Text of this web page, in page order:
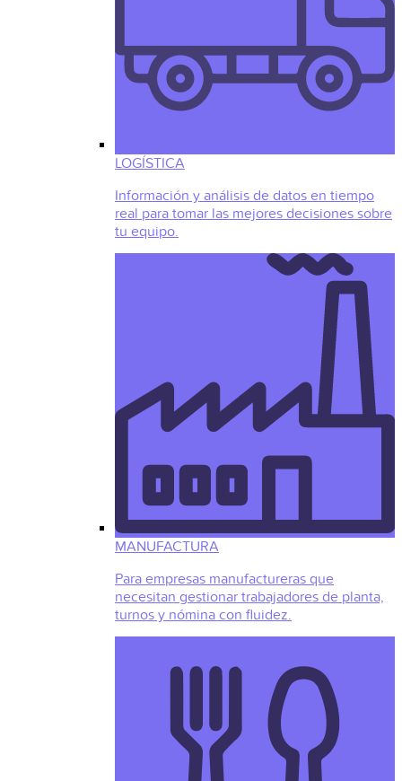
LOGÍSTICA
Información y análisis de datos en tiempo
real para tomar las mejores decisiones sobre
tu equipo.
MANUFACTURA
Para empresas manufactureras que
necesitan gestionar trabajadores de planta,
turnos y nómina con fluidez.